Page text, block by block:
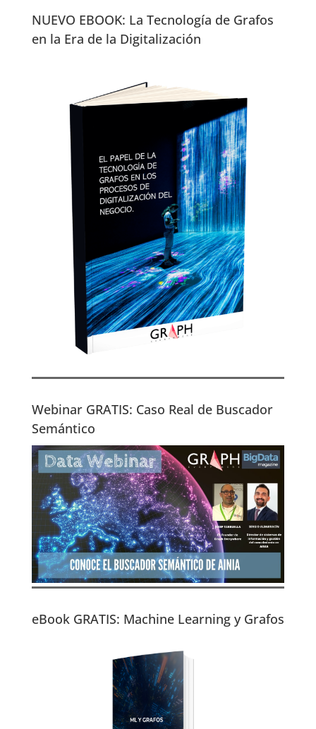
NUEVO EBOOK: La Tecnología de Grafos
en la Era de la Digitalización
Webinar GRATIS: Caso Real de Buscador
Semántico
eBook GRATIS: Machine Learning y Grafos